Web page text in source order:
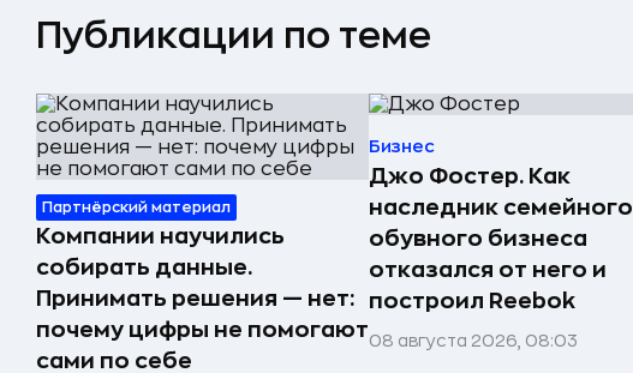
Публикации по теме
Партнёрский материал
Компании научились
собирать данные.
Принимать решения — нет:
почему цифры не помогают
сами по себе
Бизнес
Джо Фостер. Как
наследник семейного
обувного бизнеса
отказался от него и
построил Reebok
08 августа 2026, 08:03